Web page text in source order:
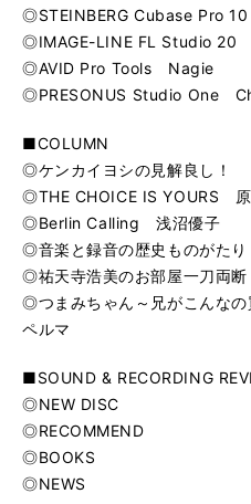
◎STEINBERG Cubase Pro
◎IMAGE-LINE FL Studio 20
◎AVID Pro Tools Nagie
◎PRESONUS Studio One
■COLUMN
◎ケンカイヨシの見解良し！
◎THE CHOICE IS YOURS 原
◎Berlin Calling 浅沼優子
◎音楽と録音の歴史ものがた
◎祐天寺浩美のお部屋一刀両断
◎つまみちゃん～兄がこんな
ペルマ
■SOUND & RECORDING
◎NEW DISC
◎RECOMMEND
◎BOOKS
◎NEWS